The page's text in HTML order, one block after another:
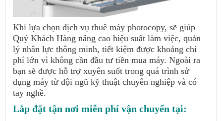
Khi lựa chọn dịch vụ thuê máy photocopy, sẽ giúp
Quý Khách Hàng nâng cao hiệu suất làm việc, quản
lý nhân lực thông minh, tiết kiệm được khoảng chi
phí lớn vì không cần đầu tư tiền mua máy. Ngoài ra
bạn sẽ được hỗ trợ xuyên suốt trong quá trình sử
dụng máy từ đội ngũ kỹ thuật chuyên nghiệp và có
tay nghề.
Lắp đặt tận nơi miễn phí vận chuyển tại: